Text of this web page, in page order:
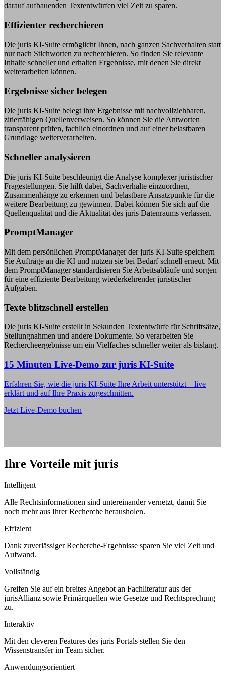
darauf aufbauenden Textentwürfen viel Zeit zu sparen.
Effizienter recherchieren
Die juris KI-Suite ermöglicht Ihnen, nach ganzen Sachverhalten statt
nur nach Stichworten zu recherchieren. So finden Sie relevante
Inhalte schneller und erhalten Ergebnisse, mit denen Sie direkt
weiterarbeiten können.
Ergebnisse sicher belegen
Die juris KI-Suite belegt ihre Ergebnisse mit nachvollziehbaren,
zitierfähigen Quellenverweisen. So können Sie die Antworten
transparent prüfen, fachlich einordnen und auf einer belastbaren
Grundlage weiterverarbeiten.
Schneller analysieren
Die juris KI-Suite beschleunigt die Analyse komplexer juristischer
Fragestellungen. Sie hilft dabei, Sachverhalte einzuordnen,
Zusammenhänge zu erkennen und belastbare Ansatzpunkte für die
weitere Bearbeitung zu gewinnen. Dabei können Sie sich auf die
Quellenqualität und die Aktualität des juris Datenraums verlassen.
PromptManager
Mit dem persönlichen PromptManager der juris KI-Suite speichern
Sie Aufträge an die KI und nutzen sie bei Bedarf schnell erneut. Mit
dem PromptManager standardisieren Sie Arbeitsabläufe und sorgen
für eine effiziente Bearbeitung wiederkehrender juristischer
Aufgaben.
Texte blitzschnell erstellen
Die juris KI-Suite erstellt in Sekunden Textentwürfe für Schriftsätze,
Stellungnahmen und andere Dokumente. So verarbeiten Sie
Rechercheergebnisse um ein Vielfaches schneller weiter als bislang.
15 Minuten Live-Demo zur juris KI-Suite
Erfahren Sie, wie die juris KI-Suite Ihre Arbeit unterstützt – live
erklärt und auf Ihre Praxis zugeschnitten.
Jetzt Live-Demo buchen
Ihre Vorteile mit juris
Intelligent
Alle Rechtsinformationen sind untereinander vernetzt, damit Sie
noch mehr aus Ihrer Recherche herausholen.
Effizient
Dank zuverlässiger Recherche-Ergebnisse sparen Sie viel Zeit und
Aufwand.
Vollständig
Greifen Sie auf ein breites Angebot an Fachliteratur aus der
jurisAllianz sowie Primärquellen wie Gesetze und Rechtsprechung
zu.
Interaktiv
Mit den cleveren Features des juris Portals stellen Sie den
Wissenstransfer im Team sicher.
Anwendungsorientiert